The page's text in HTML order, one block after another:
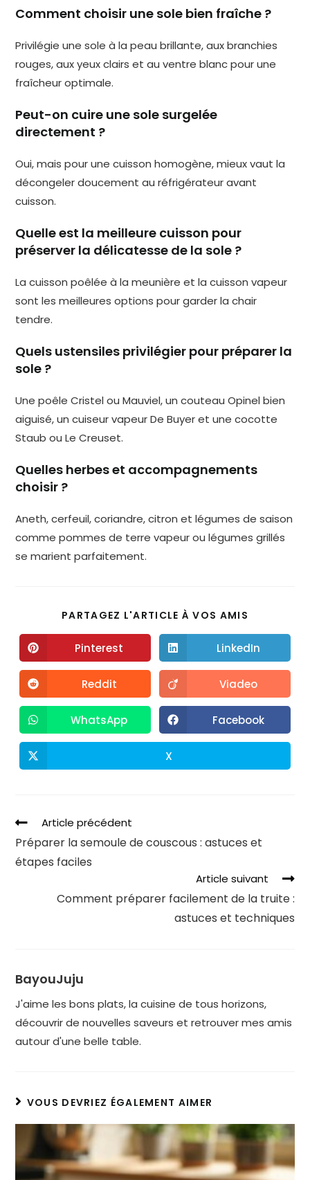
Comment choisir une sole bien fraîche ?
Privilégie une sole à la peau brillante, aux branchies
rouges, aux yeux clairs et au ventre blanc pour une
fraîcheur optimale.
Peut-on cuire une sole surgelée
directement ?
Oui, mais pour une cuisson homogène, mieux vaut la
décongeler doucement au réfrigérateur avant
cuisson.
Quelle est la meilleure cuisson pour
préserver la délicatesse de la sole ?
La cuisson poêlée à la meunière et la cuisson vapeur
sont les meilleures options pour garder la chair
tendre.
Quels ustensiles privilégier pour préparer la
sole ?
Une poêle Cristel ou Mauviel, un couteau Opinel bien
aiguisé, un cuiseur vapeur De Buyer et une cocotte
Staub ou Le Creuset.
Quelles herbes et accompagnements
choisir ?
Aneth, cerfeuil, coriandre, citron et légumes de saison
comme pommes de terre vapeur ou légumes grillés
se marient parfaitement.
PARTAGEZ L'ARTICLE À VOS AMIS
Pinterest LinkedIn
Reddit Viadeo
WhatsApp Facebook
X
Article précédent
Préparer la semoule de couscous : astuces et
étapes faciles
Article suivant
Comment préparer facilement de la truite :
astuces et techniques
BayouJuju
J'aime les bons plats, la cuisine de tous horizons,
découvrir de nouvelles saveurs et retrouver mes amis
autour d'une belle table.
VOUS DEVRIEZ ÉGALEMENT AIMER